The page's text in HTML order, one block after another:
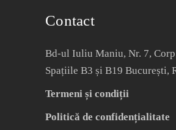
Contact
Bd-ul Iuliu Maniu, Nr. 7, Corp
Spațiile B3 și B19 București,
Termeni și condiții
Politică de confidențialitate